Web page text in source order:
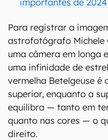
Para registrar a
astrofotógrafo Michele
uma câmera em longa
uma infinidade de
vermelha Betelgeuse
superior, enquanto a
equilibra — tanto em
quanto nas cores — o
direito.